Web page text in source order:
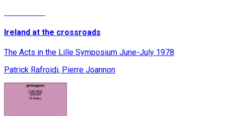
Ireland at the crossroads
The Acts in the Lille Symposium June-July 1978
Patrick Rafroidi, Pierre Joannon